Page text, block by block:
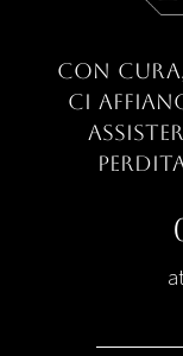
con cura,
ci